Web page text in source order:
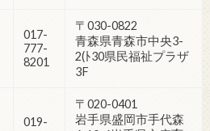
017-
777-
8201
〒030-0822
青森県青森市中央3-
2(ﾄ30県民福祉プラザ
3F
019-
〒020-0401
岩手県盛岡市手代森